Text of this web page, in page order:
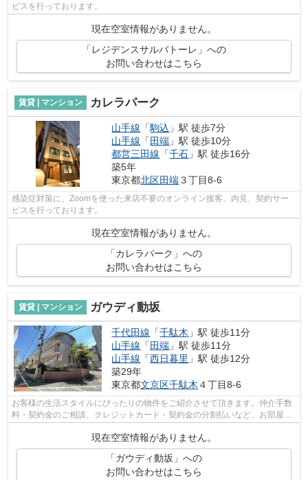
ビスを行っております。
現在空室情報がありません。
「レジデンスサルバトーレ」への
お問い合わせはこちら
賃貸 | マンション カレラパーク
山手線 「駒込 」駅 徒歩7分
山手線 「 田端 」駅 徒歩10分
都営三田線 「千石 」駅 徒歩16分
築5年
東京都北区田端３丁目8-6
感染症対策に、Zoomを使った来店不要のオンライン接客、内見、契約サー
ビスを行っております。
現在空室情報がありません。
「カレラパーク」への
お問い合わせはこちら
賃貸 | マンション ガウディ動坂
千代田線 「千駄木 」駅 徒歩11分
山手線 「 田端 」駅 徒歩11分
山手線 「西日暮里 」駅 徒歩12分
築29年
東京都文京区千駄木 ４丁目8-6
お客様の生活スタイルにぴったりの物件をご紹介させて頂きます。仲介手数
料・契約金のご相談、クレジットカード・契約金の分割払いなど、お部屋探
現在空室情報がありません。
「ガウディ動坂」への
お問い合わせはこちら